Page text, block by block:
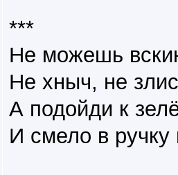
***
Не можешь
Не хныч, не
А подойди к
И смело в